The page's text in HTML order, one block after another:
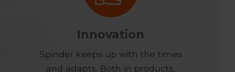
Innovation
Spinder keeps up with the times
and adapts. Both in products,